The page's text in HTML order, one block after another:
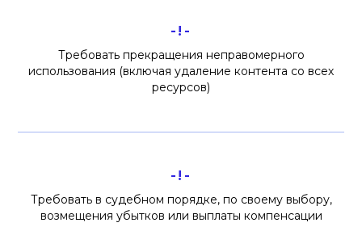
-!-
Требовать прекращения неправомерного
использования (включая удаление контента со всех
ресурсов)
-!-
Требовать в судебном порядке, по своему выбору,
возмещения убытков или выплаты компенсации